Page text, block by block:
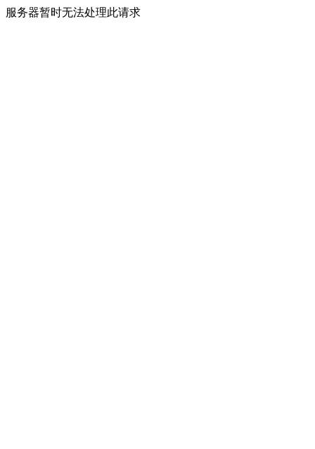
服务器暂时无法处理此请求